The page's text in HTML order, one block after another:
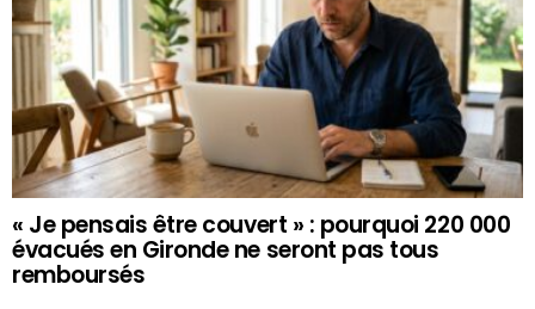
« Je pensais être couvert » : pourquoi 220 000
évacués en Gironde ne seront pas tous
remboursés